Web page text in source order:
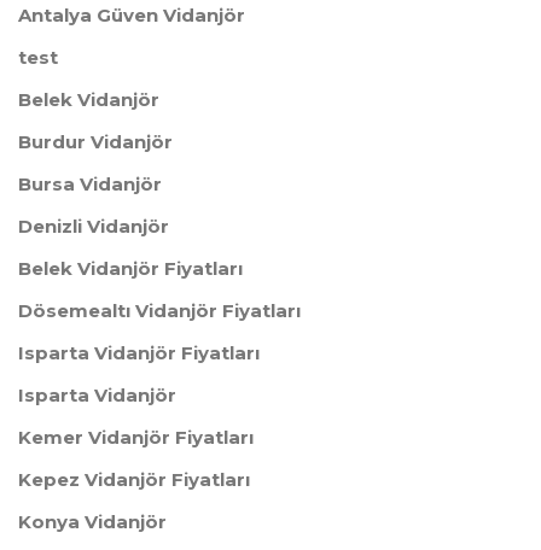
Antalya Güven Vidanjör
test
Belek Vidanjör
Burdur Vidanjör
Bursa Vidanjör
Denizli Vidanjör
Belek Vidanjör Fiyatları
Dösemealtı Vidanjör Fiyatları
Isparta Vidanjör Fiyatları
Isparta Vidanjör
Kemer Vidanjör Fiyatları
Kepez Vidanjör Fiyatları
Konya Vidanjör